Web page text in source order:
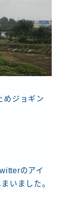
めジョギン
のアイ
いました。